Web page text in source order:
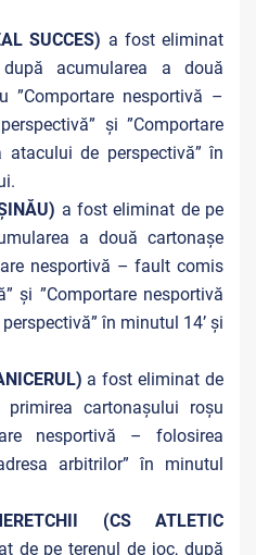
SUCCES) a fost eliminat
acumularea a două
”Comportare nesportivă –
și ”Comportare
atacului de perspectivă” în
a fost eliminat de pe
a două cartonașe
nesportivă – fault comis
și ”Comportare nesportivă
în minutul 14’ și
a fost eliminat de
cartonașului roșu
nesportivă – folosirea
arbitrilor” în minutul
(CS ATLETIC
de pe terenul de joc, după